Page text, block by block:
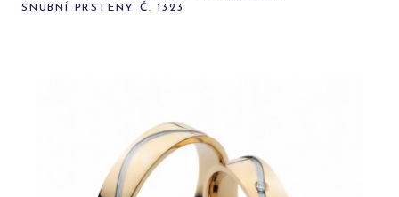
SNUBNÍ PRSTENY Č. 1323